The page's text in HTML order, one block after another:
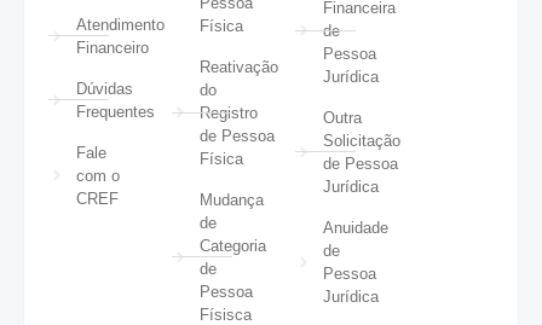
Atendimento
Financeiro
Dúvidas
Frequentes
Fale
com o
CREF
Física
Reativação
do
Registro
de Pessoa
Física
Mudança
de
Categoria
de
Pessoa
Físisca
Financeira
de
Pessoa
Jurídica
Outra
Solicitação
de Pessoa
Jurídica
Anuidade
de
Pessoa
Jurídica